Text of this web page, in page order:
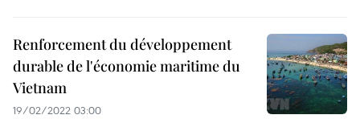
Renforcement du développement
durable de l'économie maritime du
Vietnam
19/02/2022 03:00